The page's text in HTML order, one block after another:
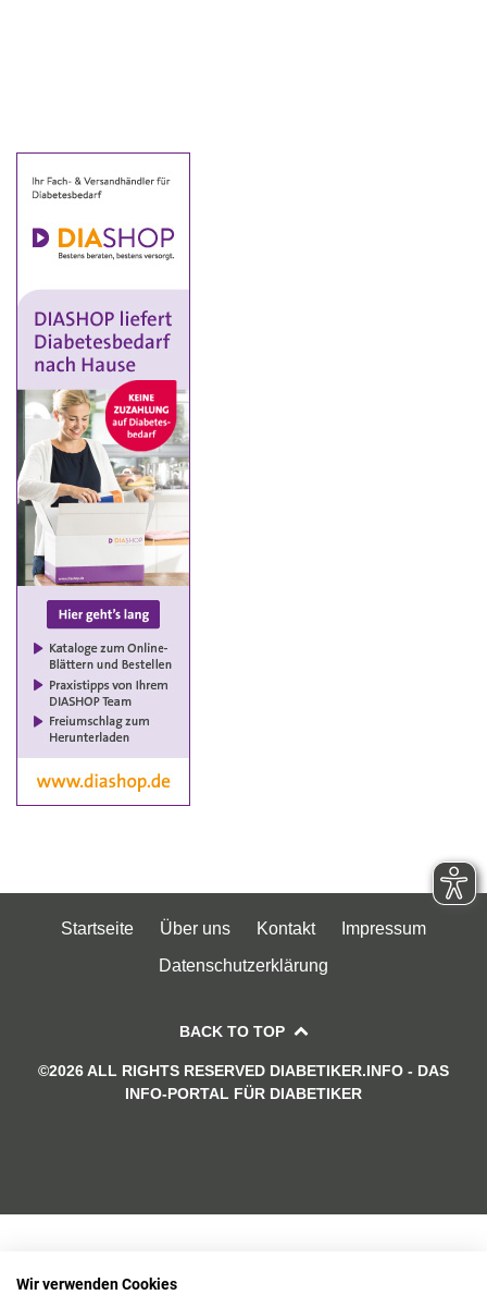
Startseite Über uns Kontakt
Impressum
Datenschutzerklärung
BACK TO TOP
©2026 ALL RIGHTS RESERVED DIABETIKER.INFO - DAS
INFO-PORTAL FÜR DIABETIKER
Wir verwenden Cookies